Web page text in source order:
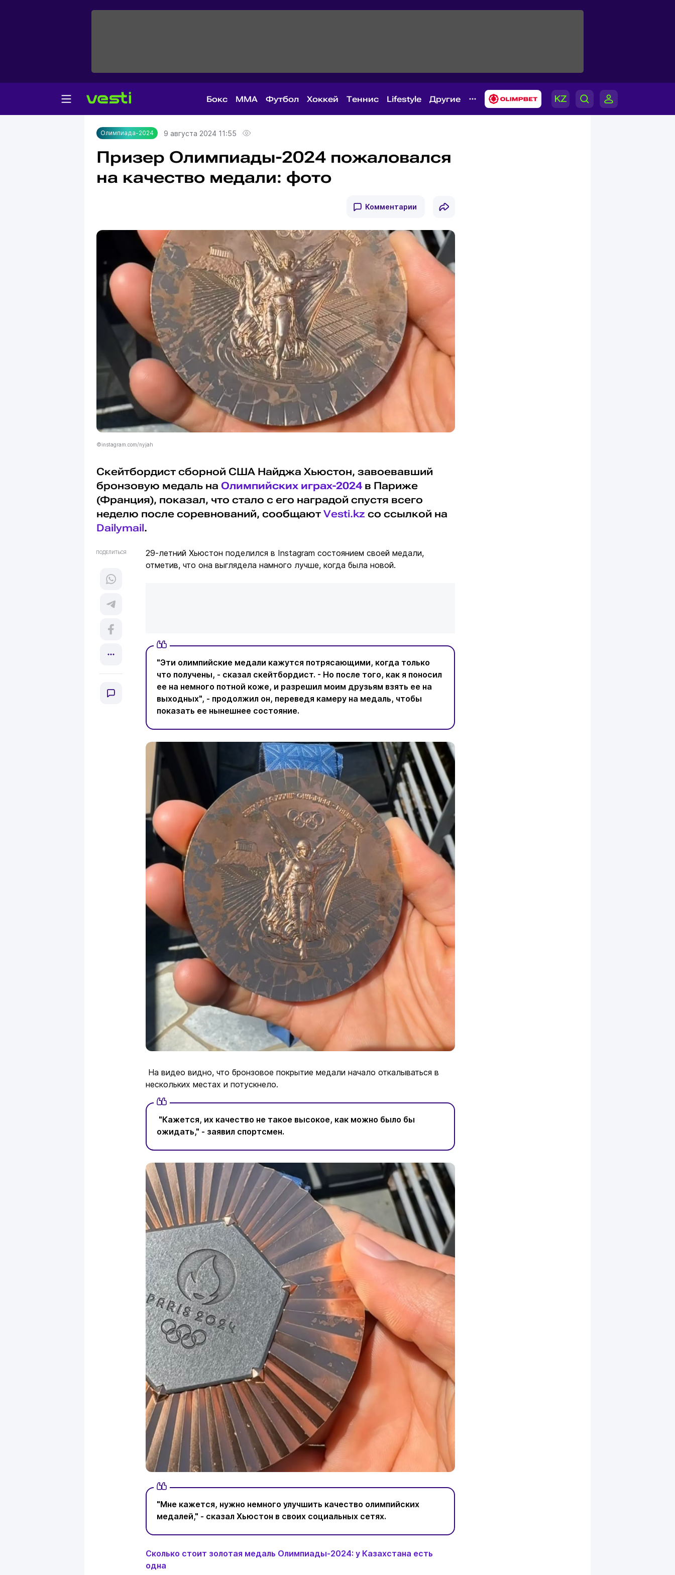
Бокс MMA Футбол Хоккей Теннис Lifestyle Другие
Главная
Олимпиада-2024
Олимпиада-2024 9 августа 2024 11:55
Призер Олимпиады-2024 пожаловался
на качество медали: фото
Комментарии
©instagram.com/nyjah
Скейтбордист сборной США Найджа Хьюстон, завоевавший
бронзовую медаль на Олимпийских играх-2024 в Париже
(Франция), показал, что стало с его наградой спустя всего
неделю после соревнований, сообщают Vesti.kz со ссылкой на
Dailymail.
ПОДЕЛИТЬСЯ
29-летний Хьюстон поделился в Instagram состоянием своей медали,
отметив, что она выглядела намного лучше, когда была новой.
"Эти олимпийские медали кажутся потрясающими, когда только
что получены, - сказал скейтбордист. - Но после того, как я поносил
ее на немного потной коже, и разрешил моим друзьям взять ее на
выходных", - продолжил он, переведя камеру на медаль, чтобы
показать ее нынешнее состояние.
На видео видно, что бронзовое покрытие медали начало откалываться в
нескольких местах и потускнело.
"Кажется, их качество не такое высокое, как можно было бы
ожидать," - заявил спортсмен.
"Мне кажется, нужно немного улучшить качество олимпийских
медалей," - сказал Хьюстон в своих социальных сетях.
Сколько стоит золотая медаль Олимпиады-2024: у Казахстана есть
одна